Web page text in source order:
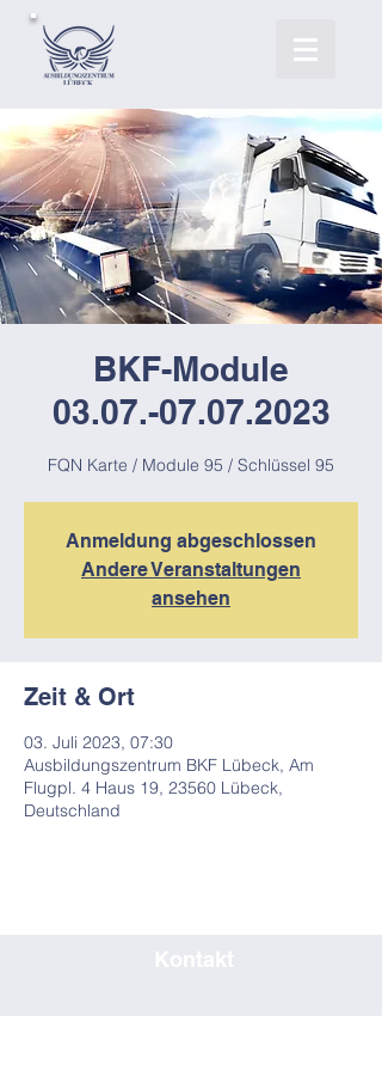
BKF-Module
03.07.-07.07.2023
FQN Karte / Module 95 / Schlüssel 95
Anmeldung abgeschlossen
Andere Veranstaltungen
ansehen
Zeit & Ort
03. Juli 2023, 07:30
Ausbildungszentrum BKF Lübeck, Am
Flugpl. 4 Haus 19, 23560 Lübeck,
Deutschland